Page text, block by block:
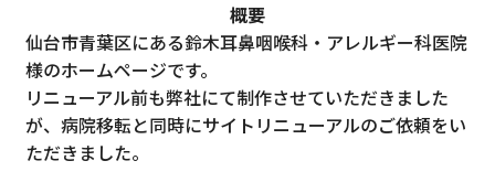
概要
仙台市青葉区にある鈴木耳鼻咽喉科・アレルギー科医院
様のホームページです。
リニューアル前も弊社にて制作させていただきました
が、病院移転と同時にサイトリニューアルのご依頼をい
ただきました。